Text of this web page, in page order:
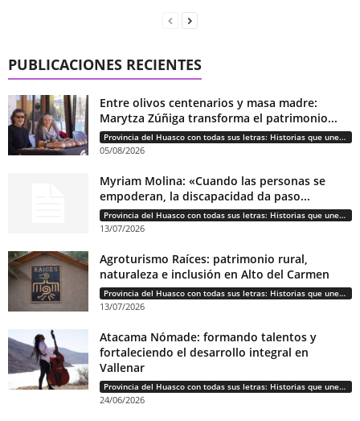
PUBLICACIONES RECIENTES
Entre olivos centenarios y masa madre:
Marytza Zúñiga transforma el patrimonio...
Provincia del Huasco con todas sus letras: Historias que unen cultura, diversidad e identidad
05/08/2026
Myriam Molina: «Cuando las personas se
empoderan, la discapacidad da paso...
Provincia del Huasco con todas sus letras: Historias que unen cultura, diversidad e identidad
13/07/2026
Agroturismo Raíces: patrimonio rural,
naturaleza e inclusión en Alto del Carmen
Provincia del Huasco con todas sus letras: Historias que unen cultura, diversidad e identidad
13/07/2026
Atacama Nómade: formando talentos y
fortaleciendo el desarrollo integral en
Vallenar
Provincia del Huasco con todas sus letras: Historias que unen cultura, diversidad e identidad
24/06/2026